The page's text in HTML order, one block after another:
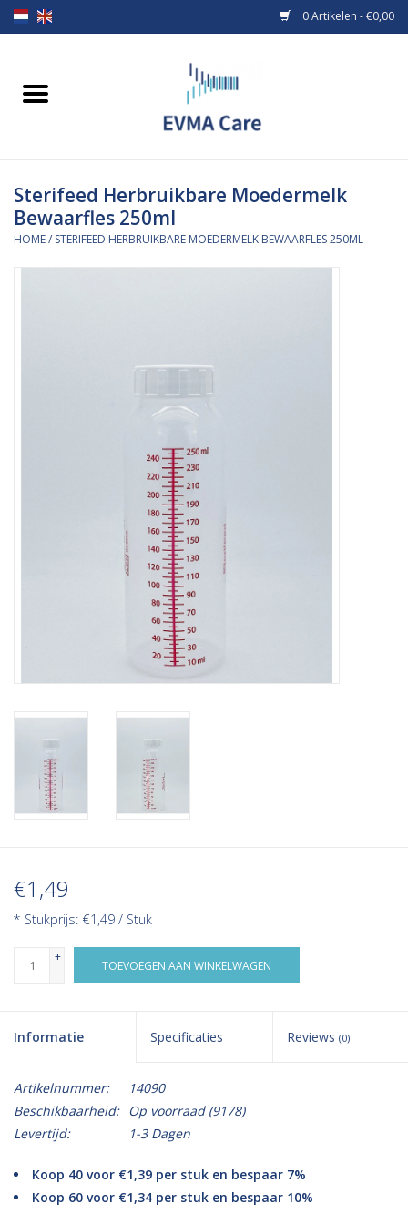
0 Artikelen - €0,00
Home
Borstvoeding
Voeding
wanneer kies je ervoor en
Sterifeed Herbruikbare Moedermelk
Bewaarfles 250ml
HOME/ STERIFEED HERBRUIKBARE MOEDERMELK BEWAARFLES 250ML
€1,49
* Stukprijs: €1,49 / Stuk
+
-
TOEVOEGEN AAN WINKELWAGEN
Informatie Specificaties Reviews (0)
Artikelnummer:
14090
Beschikbaarheid: Op voorraad(9178)
Levertijd:
1-3 Dagen
Koop 40 voor €1,39 per stuk en bespaar 7%
Koop 60 voor €1,34 per stuk en bespaar 10%